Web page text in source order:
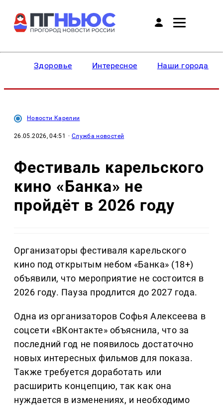
Здоровье Интересное Наши города
Новости Карелии
26.05.2026, 04:51 · Служба новостей
Фестиваль карельского
кино «Банка» не
пройдёт в 2026 году
Организаторы фестиваля карельского
кино под открытым небом «Банка» (18+)
объявили, что мероприятие не состоится в
2026 году. Пауза продлится до 2027 года.
Одна из организаторов Софья Алексеева в
соцсети «ВКонтакте» объяснила, что за
последний год не появилось достаточно
новых интересных фильмов для показа.
Также требуется доработать или
расширить концепцию, так как она
нуждается в изменениях, и необходимо